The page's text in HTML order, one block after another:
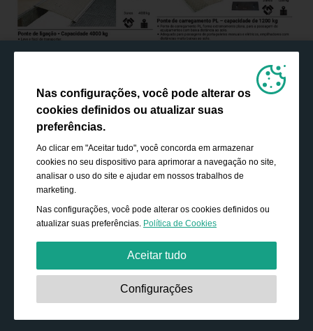
Nas configurações, você pode alterar os
cookies definidos ou atualizar suas
preferências.
Ao clicar em "Aceitar tudo", você concorda em armazenar
cookies no seu dispositivo para aprimorar a navegação no site,
analisar o uso do site e ajudar em nossos trabalhos de
marketing.
Nas configurações, você pode alterar os cookies definidos ou
atualizar suas preferências. Política de Cookies
Aceitar tudo
Estritamente necessário:
Os cookies são essenciais para
ativar funcionalidades básicas, como navegação,
Configurações